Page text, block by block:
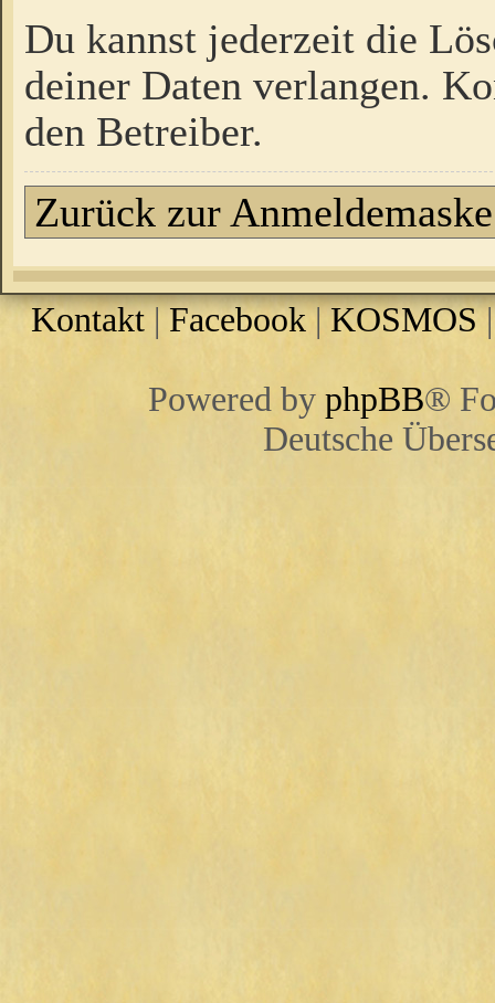
Du kannst jederzeit die
deiner Daten verlangen.
den Betreiber.
Zurück zur Anmeldemaske
Kontakt | Facebook| KOSMOS
Powered by phpBB®
Deutsche